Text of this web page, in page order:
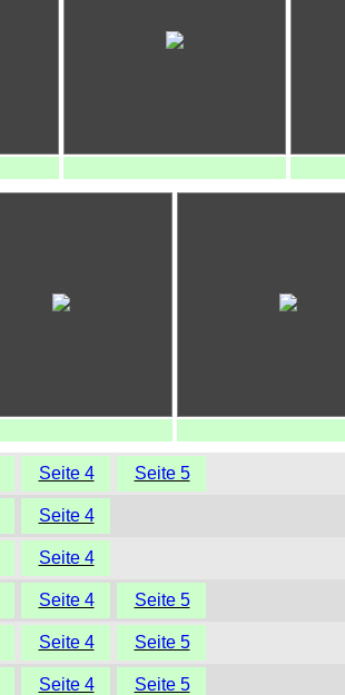
Seite 4 Seite 5
Seite 4
Seite 4
Seite 4 Seite 5
Seite 4 Seite 5
Seite 4 Seite 5